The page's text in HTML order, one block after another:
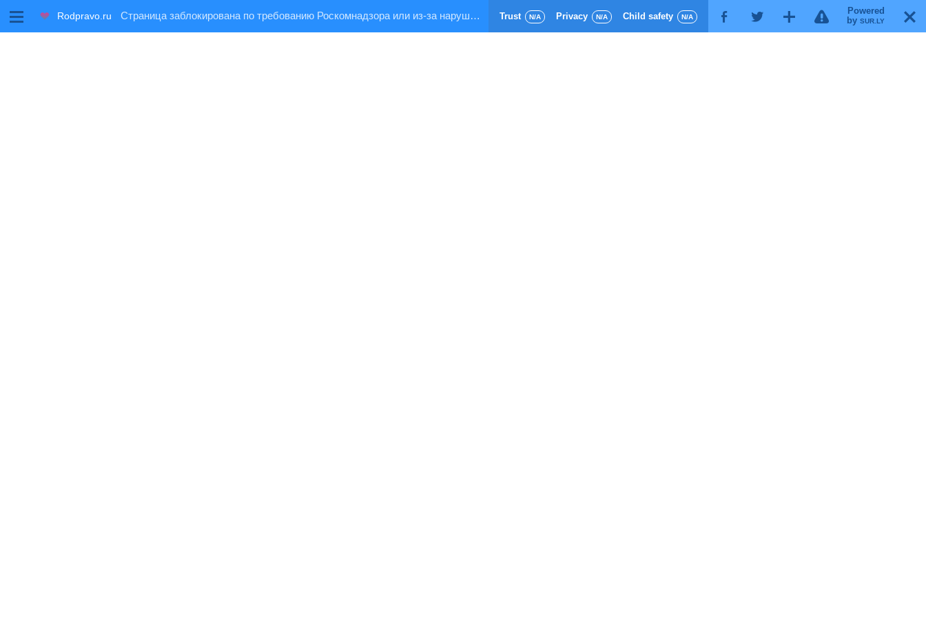
M Rodpravo.ru X
Powered
by SUR.LY
!
G
T
F
Trust N/A Privacy N/A Child safety N/A
Страница заблокирована по требованию Роскомнадзора или из-за нарушения правил хостинга!